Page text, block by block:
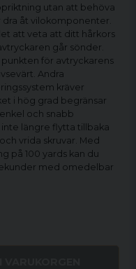
utan att behöva
dra åt vilokomponenter.
att veta att ditt hårkors
går sönder.
för avtryckarens
Andra
kräver
i hög grad begränsar
och snabb
längre flytta tillbaka
vrida skruvar. Med
på 100 yards kan du
med omedelbar